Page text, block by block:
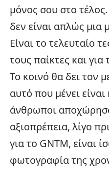
μόνος σου στο
δεν είναι απλώς μια
Είναι το τελευταίο
τους παίκτες και
Το κοινό θα δει τον
αυτό που μένει
άνθρωποι
αξιοπρέπεια, λίγο
για το GNTM, είναι
φωτογραφία της